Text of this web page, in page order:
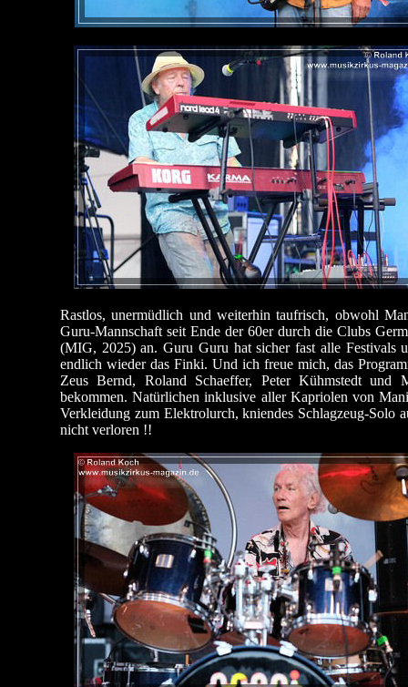
Rastlos, unermüdlich und weiterhin taufrisch, obwohl
Guru-Mannschaft seit Ende der 60er durch die Clubs
(MIG, 2025) an. Guru Guru hat sicher fast alle Festivals
endlich wieder das Finki. Und ich freue mich, das
Zeus Bernd, Roland Schaeffer, Peter Kühmstedt und
bekommen. Natürlichen inklusive aller Kapriolen von
Verkleidung zum Elektrolurch, kniendes Schlagzeug-Solo
nicht verloren !!